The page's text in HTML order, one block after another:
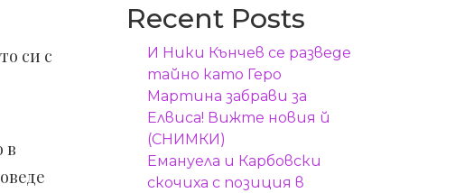
си с
в
Recent Posts
И Ники Кънчев се разведе
тайно като Геро
Мартина забрави за
Елвиса! Вижте новия й
(СНИМКИ)
Емануела и Карбовски
скочиха с позиция в